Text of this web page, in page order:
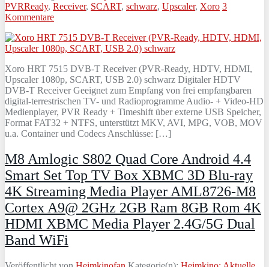
PVRReady, Receiver, SCART, schwarz, Upscaler, Xoro 3
Kommentare
Xoro HRT 7515 DVB-T Receiver (PVR-Ready, HDTV, HDMI,
Upscaler 1080p, SCART, USB 2.0) schwarz Digitaler HDTV
DVB-T Receiver Geeignet zum Empfang von frei empfangbaren
digital-terrestrischen TV- und Radioprogramme Audio- + Video-HD
Medienplayer, PVR Ready + Timeshift über externe USB Speicher,
Format FAT32 + NTFS, unterstützt MKV, AVI, MPG, VOB, MOV
u.a. Container und Codecs Anschlüsse: […]
M8 Amlogic S802 Quad Core Android 4.4
Smart Set Top TV Box XBMC 3D Blu-ray
4K Streaming Media Player AML8726-M8
Cortex A9@ 2GHz 2GB Ram 8GB Rom 4K
HDMI XBMC Media Player 2.4G/5G Dual
Band WiFi